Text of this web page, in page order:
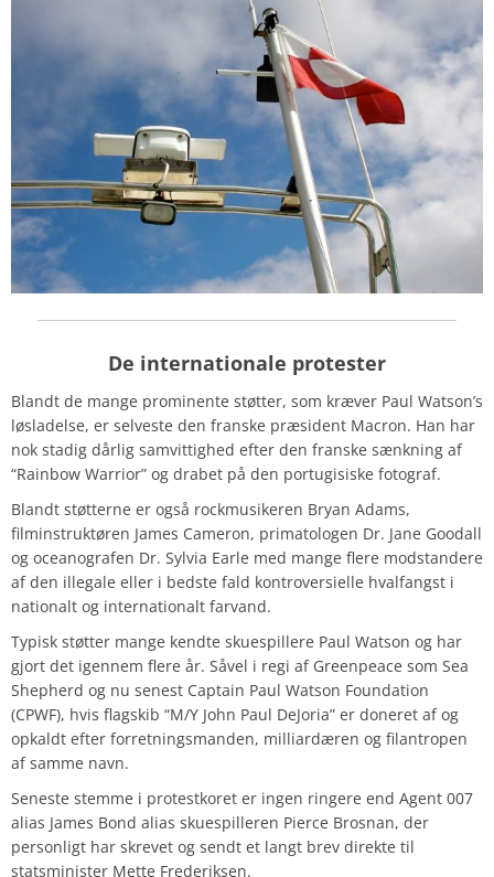
De internationale protester
Blandt de mange prominente støtter, som kræver Paul Watson’s
løsladelse, er selveste den franske præsident Macron. Han har
nok stadig dårlig samvittighed efter den franske sænkning af
“Rainbow Warrior” og drabet på den portugisiske fotograf.
Blandt støtterne er også rockmusikeren Bryan Adams,
filminstruktøren James Cameron, primatologen Dr. Jane Goodall
og oceanografen Dr. Sylvia Earle med mange flere modstandere
af den illegale eller i bedste fald kontroversielle hvalfangst i
nationalt og internationalt farvand.
Typisk støtter mange kendte skuespillere Paul Watson og har
gjort det igennem flere år. Såvel i regi af Greenpeace som Sea
Shepherd og nu senest Captain Paul Watson Foundation
(CPWF), hvis flagskib “M/Y John Paul DeJoria” er doneret af og
opkaldt efter forretningsmanden, milliardæren og filantropen
af samme navn.
Seneste stemme i protestkoret er ingen ringere end Agent 007
alias James Bond alias skuespilleren Pierce Brosnan, der
personligt har skrevet og sendt et langt brev direkte til
statsminister Mette Frederiksen.